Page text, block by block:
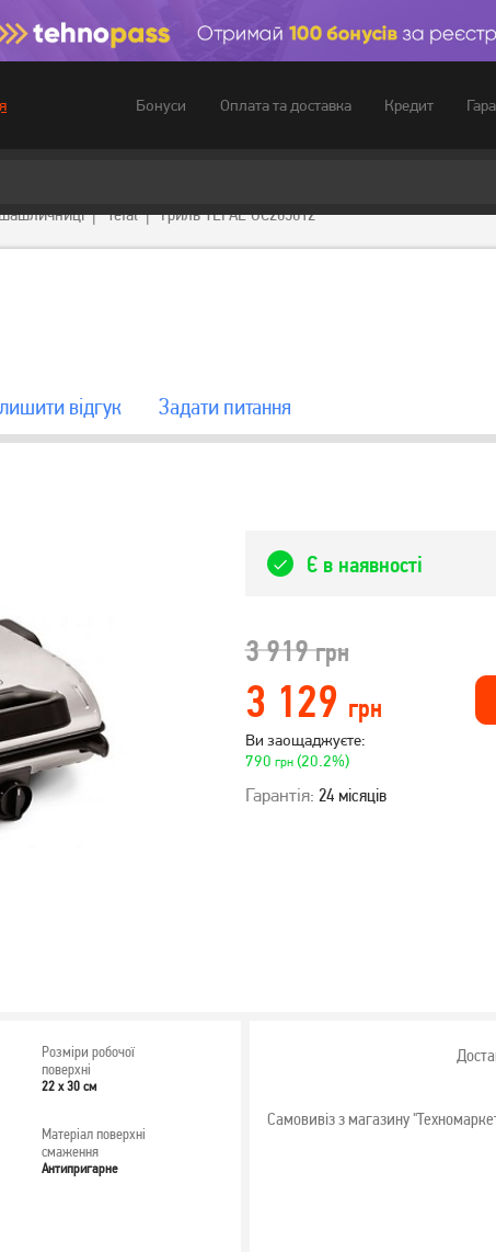
Бонуси Оплата та доставка Кредит
Tefal Гриль TEFAL GC205012
вiдгук Задати питання
Є в наявності
3 919грн
3 129 грн
Ви заощаджуєте:
790 грн(20.2%)
Гарантія: 24 місяців
Розміри робочої
поверхні
22 х 30 см
Матеріал поверхні
смаження
Антипригарне
Самовивіз з магазину